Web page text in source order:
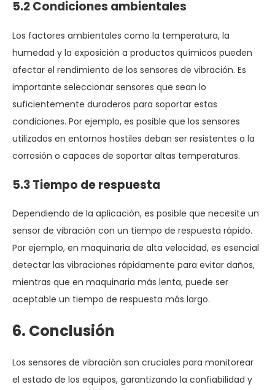
5.2 Condiciones ambientales
Los factores ambientales como la temperatura, la
humedad y la exposición a productos químicos pueden
afectar el rendimiento de los sensores de vibración. Es
importante seleccionar sensores que sean lo
suficientemente duraderos para soportar estas
condiciones. Por ejemplo, es posible que los sensores
utilizados en entornos hostiles deban ser resistentes a la
corrosión o capaces de soportar altas temperaturas.
5.3 Tiempo de respuesta
Dependiendo de la aplicación, es posible que necesite un
sensor de vibración con un tiempo de respuesta rápido.
Por ejemplo, en maquinaria de alta velocidad, es esencial
detectar las vibraciones rápidamente para evitar daños,
mientras que en maquinaria más lenta, puede ser
aceptable un tiempo de respuesta más largo.
6. Conclusión
Los sensores de vibración son cruciales para monitorear
el estado de los equipos, garantizando la confiabilidad y